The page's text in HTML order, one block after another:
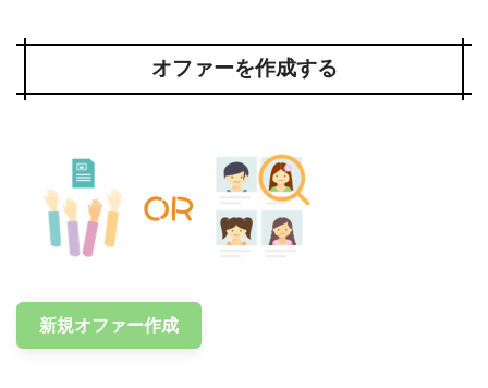
オファーを作成する
新規オファー作成